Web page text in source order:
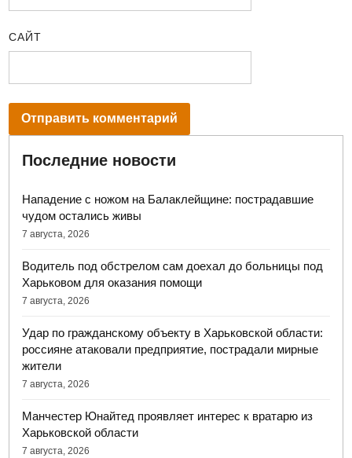
САЙТ
Последние новости
Нападение с ножом на Балаклейщине: пострадавшие
чудом остались живы
7 августа, 2026
Водитель под обстрелом сам доехал до больницы под
Харьковом для оказания помощи
7 августа, 2026
Удар по гражданскому объекту в Харьковской области:
россияне атаковали предприятие, пострадали мирные
жители
7 августа, 2026
Манчестер Юнайтед проявляет интерес к вратарю из
Харьковской области
7 августа, 2026